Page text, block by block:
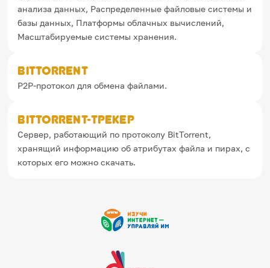
анализа данных, Распределенные файловые системы и
базы данных, Платформы облачных вычислений,
Масштабируемые системы хранения.
BitTorrent
P2P-протокол для обмена файлами.
BitTorrent-трекер
Сервер, работающий по протоколу BitTorrent,
хранящий информацию об атрибутах файла и пирах, с
которых его можно скачать.